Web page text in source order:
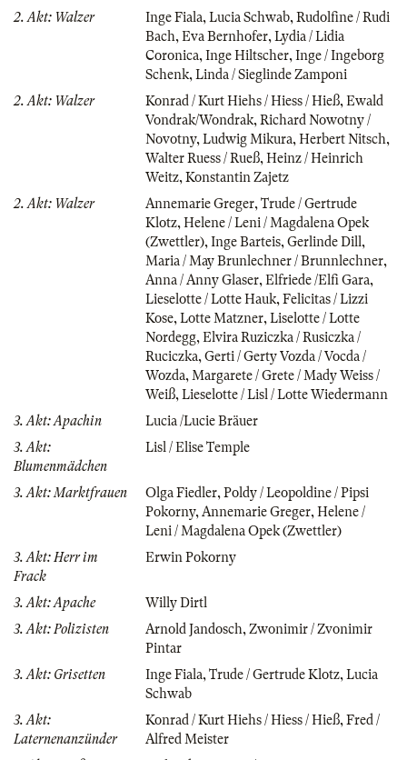
2. Akt: Walzer
Inge Fiala,Lucia Schwab,Rudolfine / Rudi
Bach,Eva Bernhofer,Lydia / Lidia
Coronica,Inge Hiltscher,Inge / Ingeborg
Schenk,Linda / Sieglinde Zamponi
2. Akt: Walzer
Konrad / Kurt Hiehs / Hiess / Hieß,Ewald
Vondrak/Wondrak,Richard Nowotny /
Novotny,Ludwig Mikura,Herbert Nitsch,
Walter Ruess / Rueß,Heinz / Heinrich
Weitz,Konstantin Zajetz
2. Akt: Walzer
Annemarie Greger,Trude / Gertrude
Klotz,Helene / Leni / Magdalena Opek
(Zwettler),Inge Barteis,Gerlinde Dill,
Maria / May Brunlechner / Brunnlechner,
Anna / Anny Glaser,Elfriede /Elfi Gara,
Lieselotte / Lotte Hauk,Felicitas / Lizzi
Kose,Lotte Matzner,Liselotte / Lotte
Nordegg,Elvira Ruziczka / Rusiczka /
Ruciczka,Gerti / Gerty Vozda / Vocda /
Wozda,Margarete / Grete / Mady Weiss /
Weiß,Lieselotte / Lisl / Lotte Wiedermann
3. Akt: Apachin
Lucia /Lucie Bräuer
3. Akt:
Blumenmädchen
Lisl / Elise Temple
3. Akt: Marktfrauen Olga Fiedler,Poldy / Leopoldine / Pipsi
Pokorny,Annemarie Greger,Helene /
Leni / Magdalena Opek (Zwettler)
3. Akt: Herr im
Frack
Erwin Pokorny
3. Akt: Apache
Willy Dirtl
3. Akt: Polizisten
Arnold Jandosch,Zwonimir / Zvonimir
Pintar
3. Akt: Grisetten
Inge Fiala,Trude / Gertrude Klotz,Lucia
Schwab
3. Akt:
Laternenanzünder
Konrad / Kurt Hiehs / Hiess / Hieß,Fred /
Alfred Meister